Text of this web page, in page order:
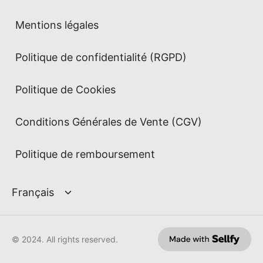
Mentions légales
Politique de confidentialité (RGPD)
Politique de Cookies
Conditions Générales de Vente (CGV)
Politique de remboursement
© 2024. All rights reserved.